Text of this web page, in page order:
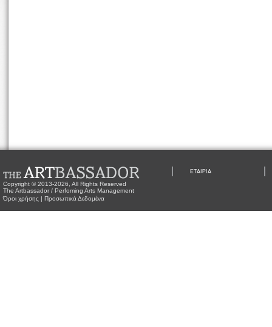
Copyright © 2013-2026, All Rights Reserved
The Artbassador / Perfoming Arts Management
Όροι χρήσης | Προσωπικά Δεδομένα
ΕΤΑΙΡΙΑ